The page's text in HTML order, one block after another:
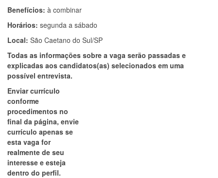
Benefícios: à combinar
Horários: segunda a sábado
Local: São Caetano do Sul/SP
Todas as informações sobre a vaga serão passadas e
explicadas aos candidatos(as) selecionados em uma
possível entrevista.
Enviar currículo
conforme
procedimentos no
final da página, envie
currículo apenas se
esta vaga for
realmente de seu
interesse e esteja
dentro do perfil.